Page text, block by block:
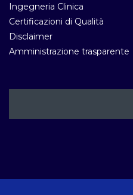
Ingegneria Clinica
Certificazioni di Qualità
Disclaimer
Amministrazione trasparente